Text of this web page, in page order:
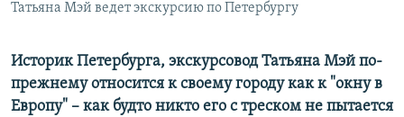
Все сайты РСЕ/РС
Татьяна Мэй ведет экскурсию по Петербургу
Историк Петербурга, экскурсовод Татьяна Мэй по-
прежнему относится к своему городу как к "окну в
Европу" – как будто никто его с треском не пытается